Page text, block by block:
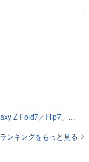
目したいソフトバンクの価格攻勢
ンキングをもっと見る